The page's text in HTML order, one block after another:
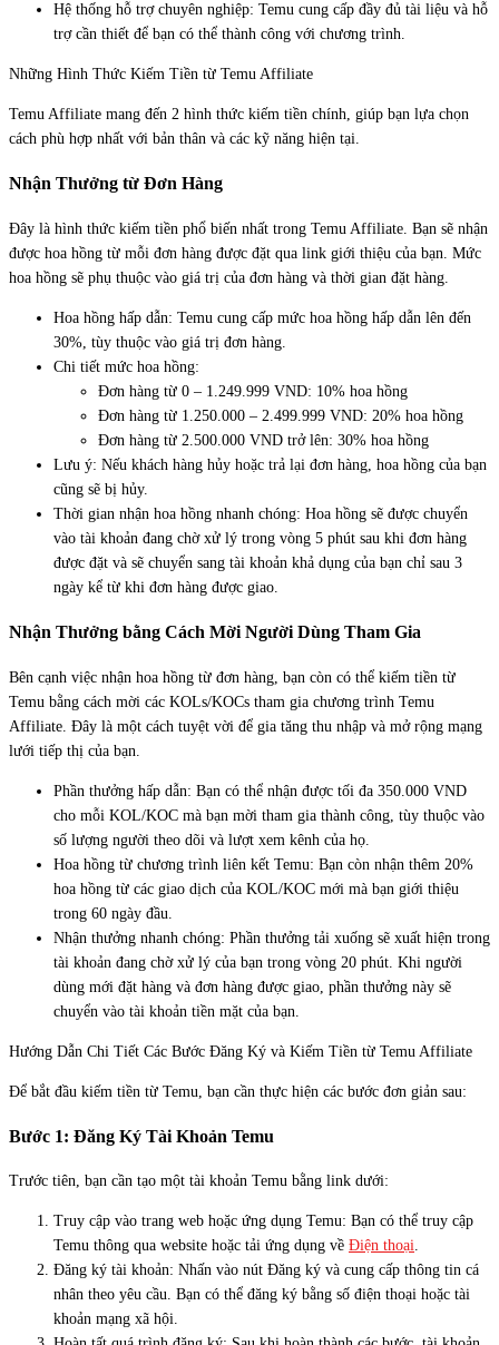
Hệ thống hỗ trợ chuyên nghiệp: Temu cung cấp đầy đủ tài liệu và hỗ
trợ cần thiết để bạn có thể thành công với chương trình.
Những Hình Thức Kiếm Tiền từ Temu Affiliate
Temu Affiliate mang đến 2 hình thức kiếm tiền chính, giúp bạn lựa chọn
cách phù hợp nhất với bản thân và các kỹ năng hiện tại.
Nhận Thưởng từ Đơn Hàng
Đây là hình thức kiếm tiền phổ biến nhất trong Temu Affiliate. Bạn sẽ nhận
được hoa hồng từ mỗi đơn hàng được đặt qua link giới thiệu của bạn. Mức
hoa hồng sẽ phụ thuộc vào giá trị của đơn hàng và thời gian đặt hàng.
Hoa hồng hấp dẫn: Temu cung cấp mức hoa hồng hấp dẫn lên đến
30%, tùy thuộc vào giá trị đơn hàng.
Chi tiết mức hoa hồng:
Đơn hàng từ 0 – 1.249.999 VND: 10% hoa hồng
Đơn hàng từ 1.250.000 – 2.499.999 VND: 20% hoa hồng
Đơn hàng từ 2.500.000 VND trở lên: 30% hoa hồng
Lưu ý: Nếu khách hàng hủy hoặc trả lại đơn hàng, hoa hồng của bạn
cũng sẽ bị hủy.
Thời gian nhận hoa hồng nhanh chóng: Hoa hồng sẽ được chuyển
vào tài khoản đang chờ xử lý trong vòng 5 phút sau khi đơn hàng
được đặt và sẽ chuyển sang tài khoản khả dụng của bạn chỉ sau 3
ngày kể từ khi đơn hàng được giao.
Nhận Thưởng bằng Cách Mời Người Dùng Tham Gia
Bên cạnh việc nhận hoa hồng từ đơn hàng, bạn còn có thể kiếm tiền từ
Temu bằng cách mời các KOLs/KOCs tham gia chương trình Temu
Affiliate. Đây là một cách tuyệt vời để gia tăng thu nhập và mở rộng mạng
lưới tiếp thị của bạn.
Phần thưởng hấp dẫn: Bạn có thể nhận được tối đa 350.000 VND
cho mỗi KOL/KOC mà bạn mời tham gia thành công, tùy thuộc vào
số lượng người theo dõi và lượt xem kênh của họ.
Hoa hồng từ chương trình liên kết Temu: Bạn còn nhận thêm 20%
hoa hồng từ các giao dịch của KOL/KOC mới mà bạn giới thiệu
trong 60 ngày đầu.
Nhận thưởng nhanh chóng: Phần thưởng tải xuống sẽ xuất hiện trong
tài khoản đang chờ xử lý của bạn trong vòng 20 phút. Khi người
dùng mới đặt hàng và đơn hàng được giao, phần thưởng này sẽ
chuyển vào tài khoản tiền mặt của bạn.
Hướng Dẫn Chi Tiết Các Bước Đăng Ký và Kiếm Tiền từ Temu Affiliate
Để bắt đầu kiếm tiền từ Temu, bạn cần thực hiện các bước đơn giản sau:
Bước 1: Đăng Ký Tài Khoản Temu
Trước tiên, bạn cần tạo một tài khoản Temu bằng link dưới:
Truy cập vào trang web hoặc ứng dụng Temu: Bạn có thể truy cập
Temu thông qua website hoặc tải ứng dụng về Điện thoại.
Đăng ký tài khoản: Nhấn vào nút Đăng ký và cung cấp thông tin cá
nhân theo yêu cầu. Bạn có thể đăng ký bằng số điện thoại hoặc tài
khoản mạng xã hội.